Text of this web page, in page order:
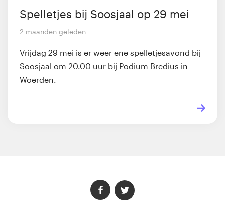
Spelletjes bij Soosjaal op 29 mei
2 maanden geleden
Vrijdag 29 mei is er weer ene spelletjesavond bij
Soosjaal om 20.00 uur bij Podium Bredius in
Woerden.